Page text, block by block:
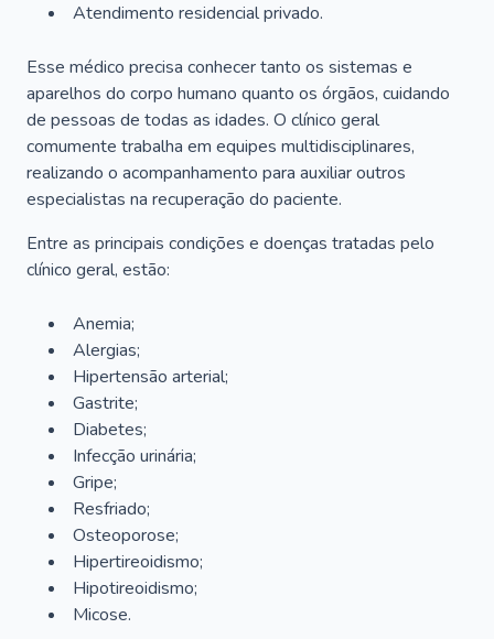
Atendimento residencial privado.
Esse médico precisa conhecer tanto os sistemas e
aparelhos do corpo humano quanto os órgãos, cuidando
de pessoas de todas as idades. O clínico geral
comumente trabalha em equipes multidisciplinares,
realizando o acompanhamento para auxiliar outros
especialistas na recuperação do paciente.
Entre as principais condições e doenças tratadas pelo
clínico geral, estão:
Anemia;
Alergias;
Hipertensão arterial;
Gastrite;
Diabetes;
Infecção urinária;
Gripe;
Resfriado;
Osteoporose;
Hipertireoidismo;
Hipotireoidismo;
Micose.